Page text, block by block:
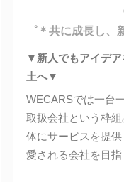
゜＊共に成長し
▼新人でもアイデ
土へ▼
WECARSでは一台
取扱会社という枠
体にサービスを提供
愛される会社を目指